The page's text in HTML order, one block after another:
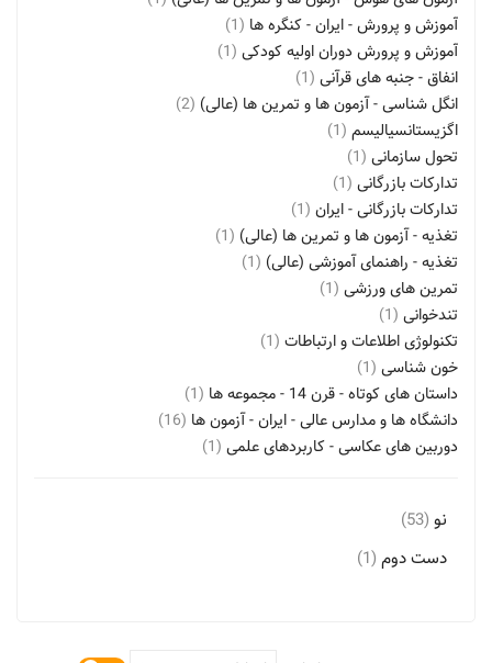
آموزش و پرورش - ایران - کنگره ها (1)
آموزش و پرورش دوران اولیه کودکی (1)
انفاق - جنبه های قرآنی (1)
انگل شناسی - آزمون ها و تمرین ها (عالی) (2)
اگزیستانسیالیسم (1)
تحول سازمانی (1)
تدارکات بازرگانی (1)
تدارکات بازرگانی - ایران (1)
تغذیه - آزمون ها و تمرین ها (عالی) (1)
تغذیه - راهنمای آموزشی (عالی) (1)
تمرین های ورزشی (1)
تندخوانی (1)
تکنولوژی اطلاعات و ارتباطات (1)
خون شناسی (1)
داستان های کوتاه - قرن 14 - مجموعه ها
(1)
دانشگاه ها و مدارس عالی - ایران - آزمون ها (16)
دوربین های عکاسی - کاربردهای علمی (1)
رفتار متقابل، تحلیل
روابط بین اشخاص - داستان
زیست شیمی - آزمون ها و تمرین ها
نو (53)
دست دوم (1)